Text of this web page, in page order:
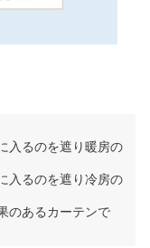
入るのを遮り暖房の
入るのを遮り冷房の
のあるカーテンで